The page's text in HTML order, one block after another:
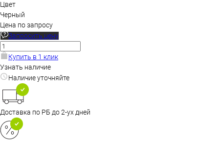
Цвет
Черный
Цена по запросу
Запросить цену
Купить в 1 клик
Узнать наличие
Наличие уточняйте
Доставка по РБ до 2-ух дней